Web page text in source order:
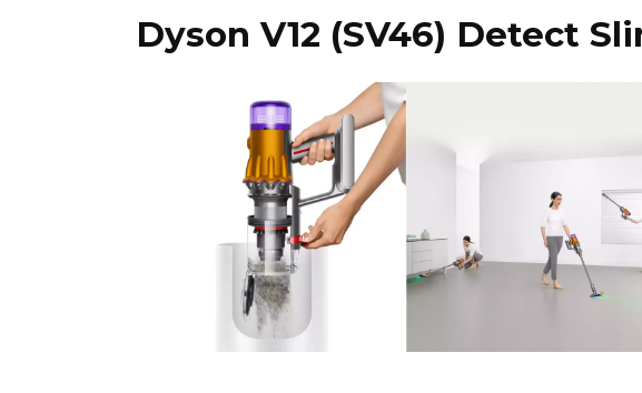
Dyson V12 (SV46) Detect